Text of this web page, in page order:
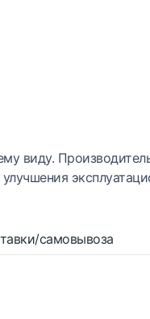
виду.
самовывоза